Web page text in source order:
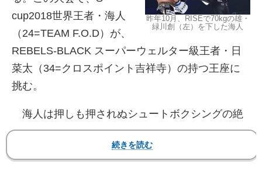
昨年10月、RISEで70kgの雄・
緑川創（左）を下した海人
cup2018世界王者・海人
（24=TEAM F.O.D）が、
REBELS-BLACK スーパーウェルター級王者・日
菜太（34=クロスポイント吉祥寺）の持つ王座に
挑む。
海人は押しも押されぬシュートボクシングの絶
対的エース。国内外の強豪と積極的に拳を合わせ
てきた。昨年8月のRIZINで自身の階級より5kg以